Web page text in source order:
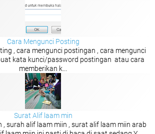
Cara Mengunci Posting
, cara mengunci postingan , cara mengunci
kata kunci/password postingan atau cara
memberikan k...
Surat Alif laam min
, surah alif laam miin , surat alif laam miin arab